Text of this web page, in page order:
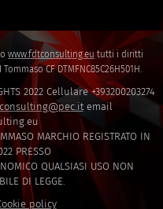
www.fdtconsulting.eu tutti i diritti
CF DTMFNC85C26H501H.
2022 Cellulare +393200203274
email
MARCHIO REGISTRATO IN
PRESSO
QUALSIASI USO NON
DI LEGGE.
policy